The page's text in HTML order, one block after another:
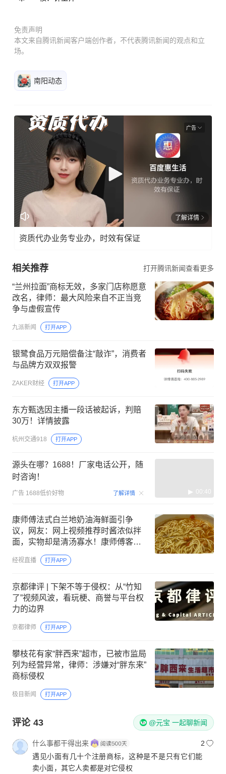
免责声明
本文来自腾讯新闻客户端创作者，不代表腾讯新闻的观点和立
场。
南阳动态
广告
了解详情
资质代办业务专业办，时效有保证
相关推荐 打开腾讯新闻查看更多
“兰州拉面”商标无效，多家门店称愿意
改名，律师：最大风险来自不正当竞
争与虚假宣传
九派新闻 打开APP
银鹭食品万元赔偿备注“敲诈”，消费者
与品牌方双双报警
ZAKER财经 打开APP
东方甄选因主播一段话被起诉，判赔
30万！详情披露
杭州交通918 打开APP
源头在哪？1688！厂家电话公开，随
时咨询！
广告 1688低价好物 了解详情 00:40
康师傅法式白兰地奶油海鲜面引争
议，网友：网上视频推荐时酱浓似拌
面，实物却是清汤寡水！康师傅客
服：将记录反映这一情况
经视直播 打开APP
京都律评 | 下架不等于侵权：从“竹知
了”视频风波，看玩梗、商誉与平台权
力的边界
京都律师 打开APP
攀枝花有家“胖西来”超市，已被市监局
列为经营异常，律师：涉嫌对“胖东来”
商标侵权
极目新闻 打开APP
评论 43 @元宝 一起聊新闻
什么事都干得出来
2
遇见小面有几十个注册商标，这种是不是只有它们能
卖小面，其它人卖都是对它侵权